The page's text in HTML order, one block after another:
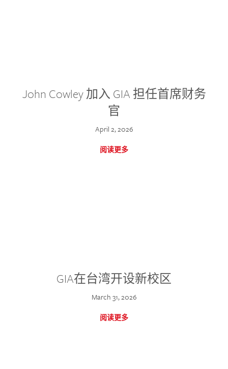
John Cowley 加入 GIA 担任首席财务
官
April 2, 2026
阅读更多
GIA在台湾开设新校区
March 31, 2026
阅读更多